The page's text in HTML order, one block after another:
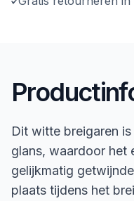
Dit witte breigaren
glans, waardoor het
gelijkmatig
plaats tijdens het